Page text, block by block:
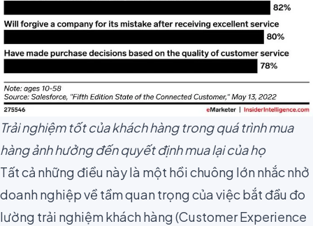
Trải nghiệm tốt của khách hàng trong quá trình mua
hàng ảnh hưởng đến quyết định mua lại của họ
Tất cả những điều này là một hồi chuông lớn nhắc nhở
doanh nghiệp về tầm quan trọng của việc bắt đầu đo
lường trải nghiệm khách hàng (Customer Experience